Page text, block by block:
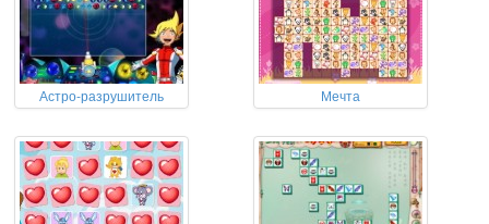
Астро-разрушитель Мечта